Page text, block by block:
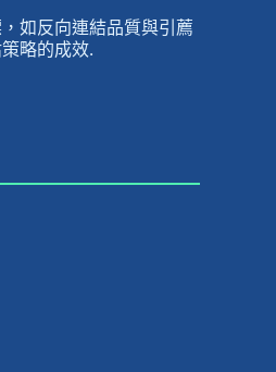
如反向連結品質與引薦
略的成效.